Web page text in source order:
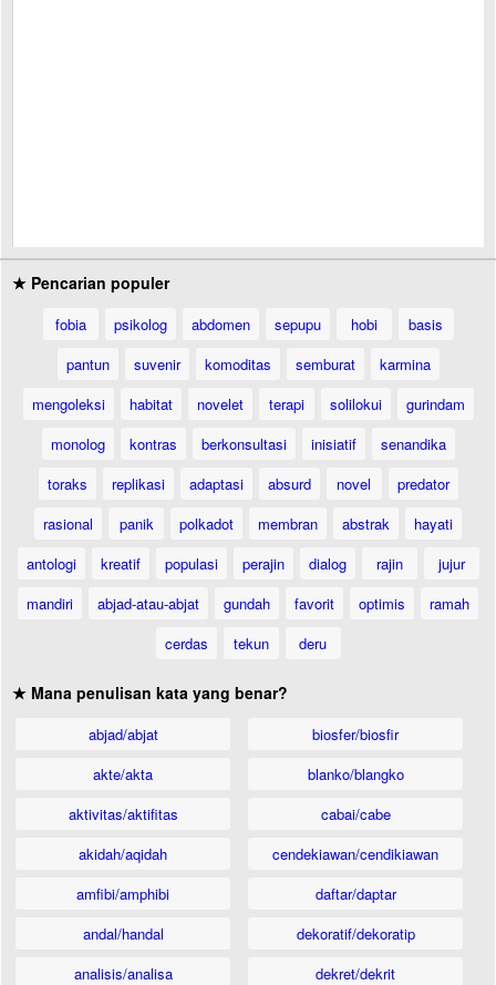
★ Pencarian populer
fobia psikolog abdomen sepupu hobi
basis
pantun
suvenir komoditas semburat
karmina
mengoleksi
habitat novelet terapi solilokui
gurindam
monolog
kontras berkonsultasi inisiatif
senandika
toraks
replikasi adaptasi absurd novel
predator
rasional
panik polkadot membran abstrak
hayati
antologi
kreatif populasi perajin dialog rajin
jujur
mandiri
abjad-atau-abjat gundah favorit optimis
ramah
cerdas
tekun deru
★ Mana penulisan kata yang benar?
abjad/abjat
akte/akta
aktivitas/aktifitas
akidah/aqidah
amfibi/amphibi
andal/handal
analisis/analisa
biosfer/biosfir
blanko/blangko
cabai/cabe
cendekiawan/cendikiawan
daftar/daptar
dekoratif/dekoratip
dekret/dekrit